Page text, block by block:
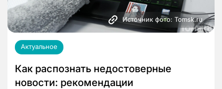
Источник фото: Tomsk.ru
Актуальное
Как распознать недостоверные
новости: рекомендации